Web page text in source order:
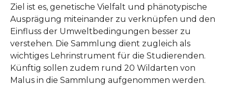
Ziel ist es, genetische Vielfalt und phänotypische
Ausprägung miteinander zu verknüpfen und den
Einfluss der Umweltbedingungen besser zu
verstehen. Die Sammlung dient zugleich als
wichtiges Lehrinstrument für die Studierenden.
Künftig sollen zudem rund 20 Wildarten von
Malus in die Sammlung aufgenommen werden.